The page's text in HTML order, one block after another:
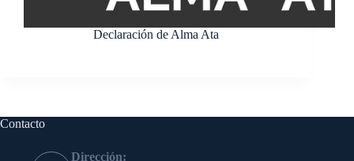
Declaración de Alma Ata
Contacto
Dirección: